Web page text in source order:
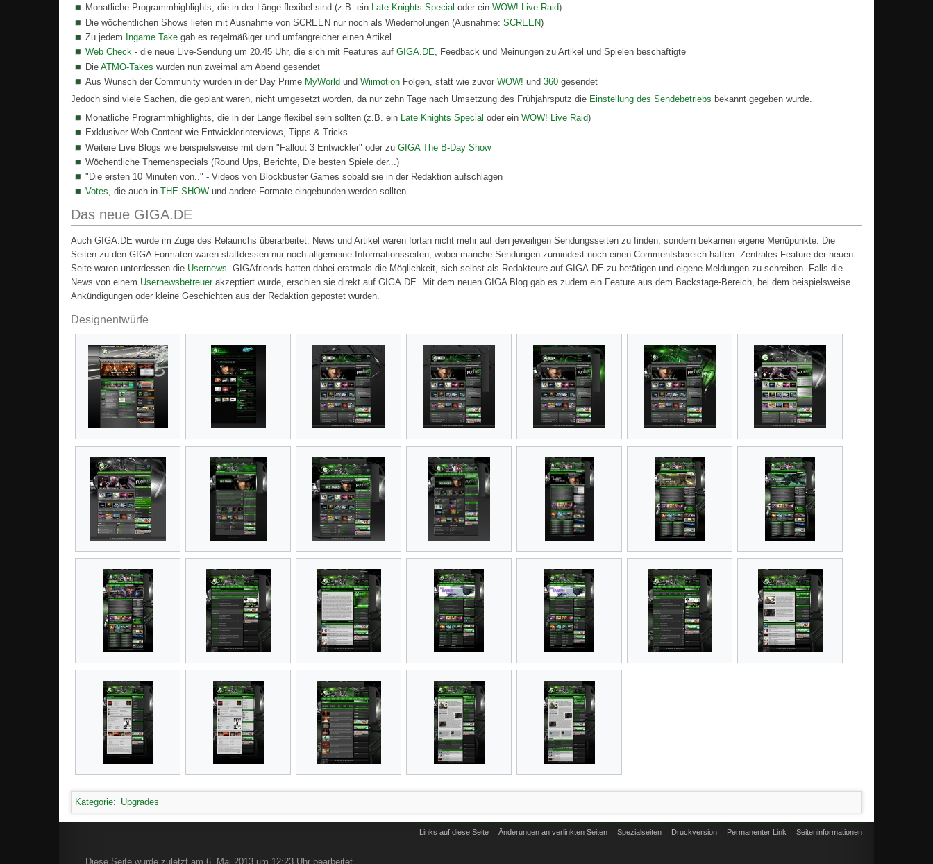
Monatliche Programmhighlights, die in der Länge flexibel sind (z.B. ein Late Knights Special oder einWOW! Live Raid)
Die wöchentlichen Shows liefen mit Ausnahme von SCREEN nur noch als Wiederholungen (Ausnahme:SCREEN)
Zu jedem Ingame Take gab es regelmäßiger und umfangreicher einen Artikel
Web Check - die neue Live-Sendung um 20.45 Uhr, die sich mit Features aufGIGA.DE, Feedback und Meinungen zu Artikel und Spielen beschäftigte
DieATMO-Takes wurden nun zweimal am Abend gesendet
Aus Wunsch der Community wurden in der Day Prime MyWorld undWiimotion Folgen, statt wie zuvorWOW! und360 gesendet
Jedoch sind viele Sachen, die geplant waren, nicht umgesetzt worden, da nur zehn Tage nach Umsetzung des Frühjahrsputz die Einstellung des Sendebetriebs bekannt gegeben wurde.
Monatliche Programmhighlights, die in der Länge flexibel sein sollten (z.B. ein
Late Knights Special oder einWOW! Live Raid)
Exklusiver Web Content wie Entwicklerinterviews, Tipps & Tricks...
Weitere Live Blogs wie beispielsweise mit dem "Fallout 3 Entwickler" oder zuGIGA The B-Day Show
Wöchentliche Themenspecials (Round Ups, Berichte, Die besten Spiele der...)
"Die ersten 10 Minuten von.." - Videos von Blockbuster Games sobald sie in der Redaktion aufschlagen
Votes, die auch inTHE SHOW und andere Formate eingebunden werden sollten
Das neue GIGA.DE
Auch GIGA.DE wurde im Zuge des Relaunchs überarbeitet. News und Artikel waren fortan nicht mehr auf den jeweiligen Sendungsseiten zu finden, sondern bekamen eigene Menüpunkte. Die
Seiten zu den GIGA Formaten waren stattdessen nur noch allgemeine Informationsseiten, wobei manche Sendungen zumindest noch einen Commentsbereich hatten. Zentrales Feature der neuen
Seite waren unterdessen die Usernews. GIGAfriends hatten dabei erstmals die Möglichkeit, sich selbst als Redakteure auf GIGA.DE zu betätigen und eigene Meldungen zu schreiben. Falls die
News von einem Usernewsbetreuerakzeptiert wurde, erschien sie direkt auf GIGA.DE. Mit dem neuen GIGA Blog gab es zudem ein Feature aus dem Backstage-Bereich, bei dem beispielsweise
Ankündigungen oder kleine Geschichten aus der Redaktion gepostet wurden.
Designentwürfe
Kategorie: Upgrades
Links auf diese Seite Änderungen an verlinkten Seiten Spezialseiten Druckversion Permanenter Link Seiten­informationen
Diese Seite wurde zuletzt am 6. Mai 2013 um 12:23 Uhr bearbeitet.